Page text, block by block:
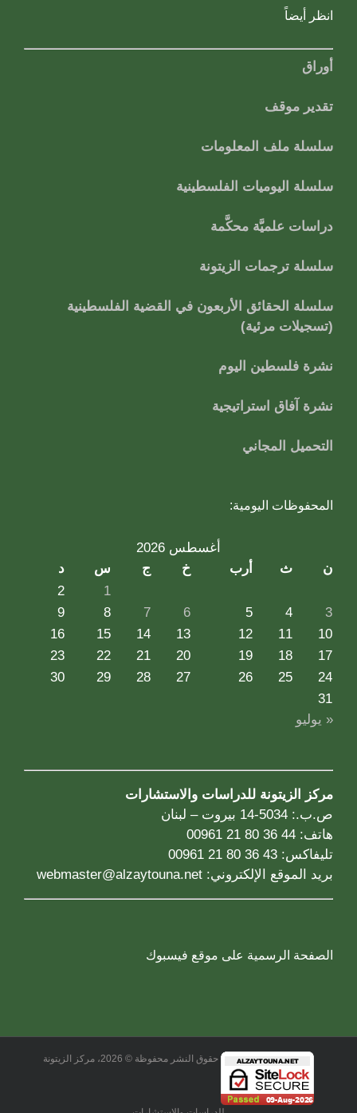
انظر أيضاً
أوراق
تقدير موقف
سلسلة ملف المعلومات
سلسلة اليوميات الفلسطينية
دراسات علميَّة محكَّمة
سلسلة ترجمات الزيتونة
سلسلة الحقائق الأربعون في القضية الفلسطينية
(تسجيلات مرئية)
نشرة فلسطين اليوم
نشرة آفاق استراتيجية
التحميل المجاني
المحفوظات اليومية:
أغسطس 2026
ن
ث أرب خ ج س
د
1
2
3
4
5
6
7
8
9
10
11
12
13
14
15
16
17
18
19
20
21
22
23
24
25
26
27
28
29
30
31
« يوليو
مركز الزيتونة للدراسات والاستشارات
ص.ب.: 5034-14 بيروت – لبنان
هاتف: 44 36 80 21 00961
تليفاكس: 43 36 80 21 00961
بريد الموقع الإلكتروني: webmaster@alzaytouna.net
الصفحة الرسمية على موقع فيسبوك
حقوق النشر محفوظة © 2026، مركز الزيتونة